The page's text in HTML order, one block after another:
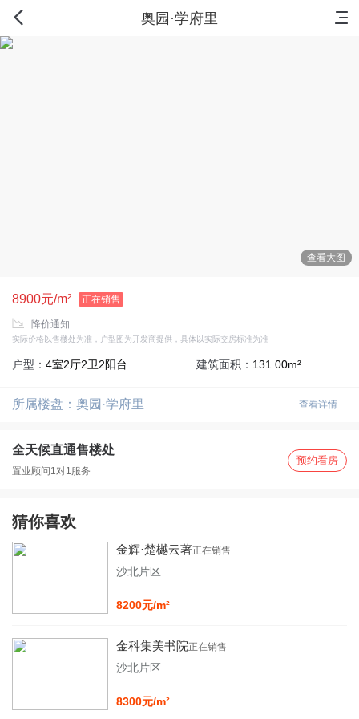
奥园·学府里
出售
查看大图
8900元/m² 正在销售
降价通知
实际价格以售楼处为准，户型图为开发商提供，具体以实际交房标准为准
户型： 4室2厅2卫2阳台 建筑面积： 131.00m²
所属楼盘： 奥园·学府里 查看详情
全天候直通售楼处
置业顾问1对1服务
预约看房
猜你喜欢
金辉·楚樾云著正在销售
沙北片区
8200元/m²
金科集美书院正在销售
沙北片区
8300元/m²